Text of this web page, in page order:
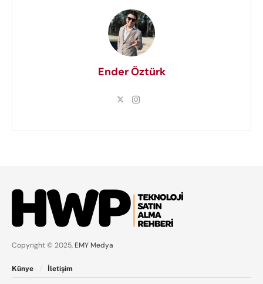
Ender Öztürk
Copyright © 2025, EMY Medya
Künye İletişim